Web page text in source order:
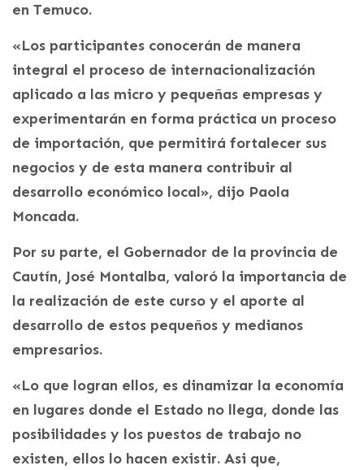
en Temuco.
«Los participantes conocerán de manera
integral el proceso de internacionalización
aplicado a las micro y pequeñas empresas y
experimentarán en forma práctica un proceso
de importación, que permitirá fortalecer sus
negocios y de esta manera contribuir al
desarrollo económico local», dijo Paola
Moncada.
Por su parte, el Gobernador de la provincia de
Cautín, José Montalba, valoró la importancia de
la realización de este curso y el aporte al
desarrollo de estos pequeños y medianos
empresarios.
«Lo que logran ellos, es dinamizar la economía
en lugares donde el Estado no llega, donde las
posibilidades y los puestos de trabajo no
existen, ellos lo hacen existir. Asi que,